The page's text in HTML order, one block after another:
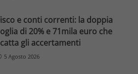
e conti correnti: la doppia
di 20% e 71mila euro che
gli accertamenti
5 Agosto 2026